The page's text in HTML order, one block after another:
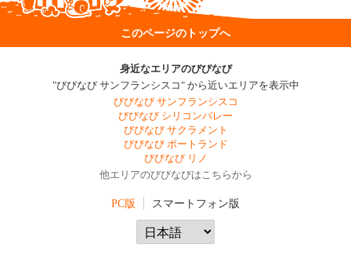
このページのトップへ
身近なエリアのびびなび
"びびなび サンフランシスコ" から近いエリアを表示中
びびなび サンフランシスコ
びびなび シリコンバレー
びびなび サクラメント
びびなび ポートランド
びびなび リノ
他エリアのびびなびはこちらから
PC版 スマートフォン版